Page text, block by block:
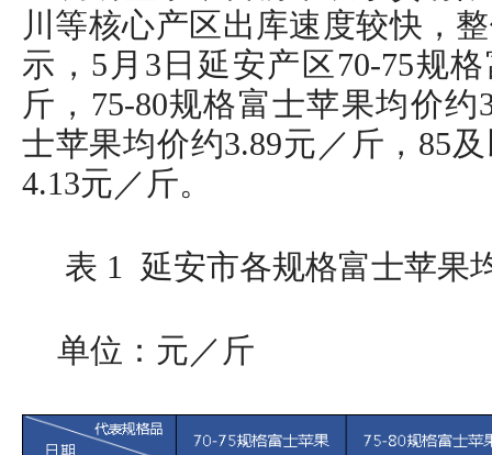
川等核心产区出库速度较快，
示，5月3日延安产区70-75规
斤，75-80规格富士苹果均价约
士苹果均价约3.89元／斤，85
4.13元／斤。
表 1 延安市各规格富士苹果
单位：元／斤